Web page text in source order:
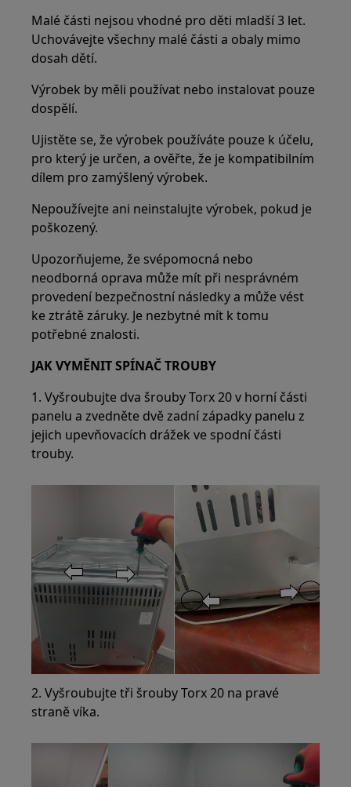
Malé části nejsou vhodné pro děti mladší 3 let.
Uchovávejte všechny malé části a obaly mimo
dosah dětí.
Výrobek by měli používat nebo instalovat pouze
dospělí.
Ujistěte se, že výrobek používáte pouze k účelu,
pro který je určen, a ověřte, že je kompatibilním
dílem pro zamýšlený výrobek.
Nepoužívejte ani neinstalujte výrobek, pokud je
poškozený.
Upozorňujeme, že svépomocná nebo
neodborná oprava může mít při nesprávném
provedení bezpečnostní následky a může vést
ke ztrátě záruky. Je nezbytné mít k tomu
potřebné znalosti.
JAK VYMĚNIT SPÍNAČ TROUBY
1. Vyšroubujte dva šrouby Torx 20 v horní části
panelu a zvedněte dvě zadní západky panelu z
jejich upevňovacích drážek ve spodní části
trouby.
2. Vyšroubujte tři šrouby Torx 20 na pravé
straně víka.